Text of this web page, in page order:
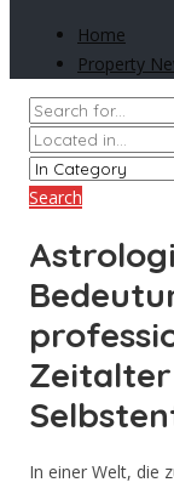
Home
Property
Search
In einer Welt, die